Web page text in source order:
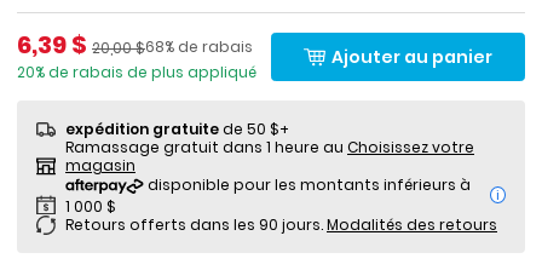
Prix de solde
6,39 $ Pourcentage de rabais
68% de rabais
Prix ​​de détail suggéré par le fabricant
20,00 $
20% de rabais de plus appliqué
Ajouter au panier
expédition gratuitede 50 $+
Ramassage gratuit dans 1 heure au Choisissez votre
magasin
i
Retours offerts dans les 90 jours.Modalités des retours